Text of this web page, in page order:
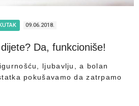
09.06.2018.
Da, funkcioniše!
ljubavlju, a bolan
pokušavamo da zatrpamo